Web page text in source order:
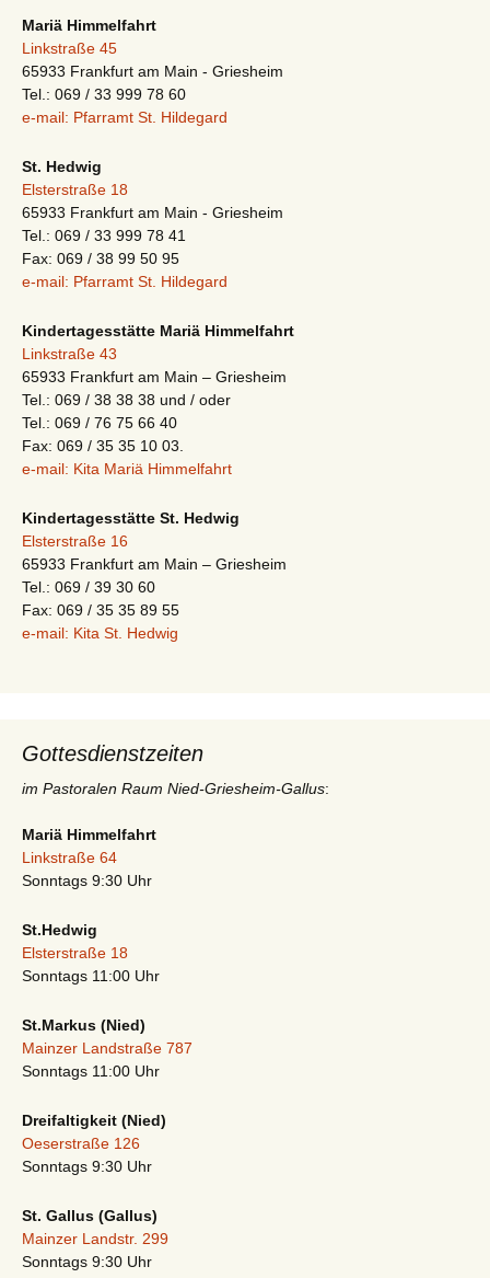
Mariä Himmelfahrt
Linkstraße 45
65933 Frankfurt am Main - Griesheim
Tel.: 069 / 33 999 78 60
e-mail: Pfarramt St. Hildegard
St. Hedwig
Elsterstraße 18
65933 Frankfurt am Main - Griesheim
Tel.: 069 / 33 999 78 41
Fax: 069 / 38 99 50 95
e-mail: Pfarramt St. Hildegard
Kindertagesstätte Mariä Himmelfahrt
Linkstraße 43
65933 Frankfurt am Main – Griesheim
Tel.: 069 / 38 38 38 und / oder
Tel.: 069 / 76 75 66 40
Fax: 069 / 35 35 10 03.
e-mail: Kita Mariä Himmelfahrt
Kindertagesstätte St. Hedwig
Elsterstraße 16
65933 Frankfurt am Main – Griesheim
Tel.: 069 / 39 30 60
Fax: 069 / 35 35 89 55
e-mail: Kita St. Hedwig
Gottesdienstzeiten
im Pastoralen Raum Nied-Griesheim-Gallus:
Mariä Himmelfahrt
Linkstraße 64
Sonntags 9:30 Uhr
St.Hedwig
Elsterstraße 18
Sonntags 11:00 Uhr
St.Markus (Nied)
Mainzer Landstraße 787
Sonntags 11:00 Uhr
Dreifaltigkeit (Nied)
Oeserstraße 126
Sonntags 9:30 Uhr
St. Gallus (Gallus)
Mainzer Landstr. 299
Sonntags 9:30 Uhr